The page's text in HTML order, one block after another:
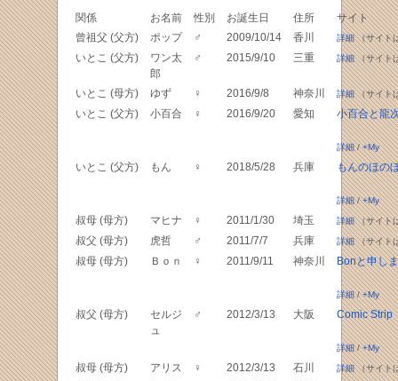
関係 お名前 性別 お誕生日 住所
サイト
曾祖父 (父方)
ポップ ♂ 2009/10/14 香川 詳細（サイト
いとこ (父方)
ワン太
郎
♂ 2015/9/10 三重 詳細（サイト
いとこ (母方) ゆず ♀ 2016/9/8 神奈川 詳細（サイト
いとこ (父方) 小百合 ♀ 2016/9/20 愛知 小百合と龍
詳細/+My
いとこ (父方) もん ♀ 2018/5/28 兵庫 もんのほの
詳細/+My
叔母 (母方) マヒナ ♀ 2011/1/30 埼玉 詳細（サイト
叔父 (母方) 虎哲 ♂ 2011/7/7 兵庫 詳細（サイト
叔母 (母方) Ｂｏｎ ♀ 2011/9/11 神奈川 Bonと申し
詳細/+My
叔父 (母方)
セルジ
ュ
♂ 2012/3/13 大阪 Comic Strip
詳細/+My
叔母 (母方) アリス ♀ 2012/3/13 石川 詳細（サイト